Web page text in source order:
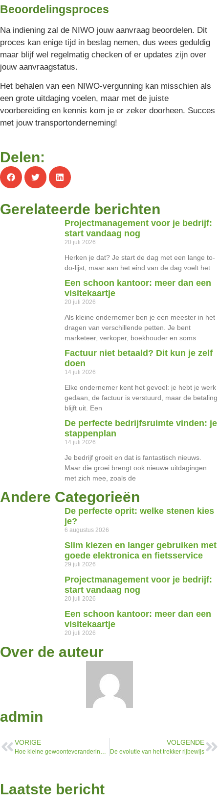
Beoordelingsproces
Na indiening zal de NIWO jouw aanvraag beoordelen. Dit
proces kan enige tijd in beslag nemen, dus wees geduldig
maar blijf wel regelmatig checken of er updates zijn over
jouw aanvraagstatus.
Het behalen van een NIWO-vergunning kan misschien als
een grote uitdaging voelen, maar met de juiste
voorbereiding en kennis kom je er zeker doorheen. Succes
met jouw transportonderneming!
Delen:
Gerelateerde berichten
Projectmanagement voor je bedrijf:
start vandaag nog
20 juli 2026
Herken je dat? Je start de dag met een lange to-
do-lijst, maar aan het eind van de dag voelt het
Een schoon kantoor: meer dan een
visitekaartje
20 juli 2026
Als kleine ondernemer ben je een meester in het
dragen van verschillende petten. Je bent
marketeer, verkoper, boekhouder en soms
Factuur niet betaald? Dit kun je zelf
doen
14 juli 2026
Elke ondernemer kent het gevoel: je hebt je werk
gedaan, de factuur is verstuurd, maar de betaling
blijft uit. Een
De perfecte bedrijfsruimte vinden: je
stappenplan
14 juli 2026
Je bedrijf groeit en dat is fantastisch nieuws.
Maar die groei brengt ook nieuwe uitdagingen
met zich mee, zoals de
Andere Categorieën
De perfecte oprit: welke stenen kies
je?
6 augustus 2026
Slim kiezen en langer gebruiken met
goede elektronica en fietsservice
29 juli 2026
Projectmanagement voor je bedrijf:
start vandaag nog
20 juli 2026
Een schoon kantoor: meer dan een
visitekaartje
20 juli 2026
Over de auteur
admin
VORIGE
Hoe kleine gewoonteveranderingen de algemene productiviteit verbeteren
VOLGENDE
De evolutie van het trekker rijbewijs
Laatste bericht